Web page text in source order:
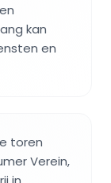
kan
en
toren
Verein,